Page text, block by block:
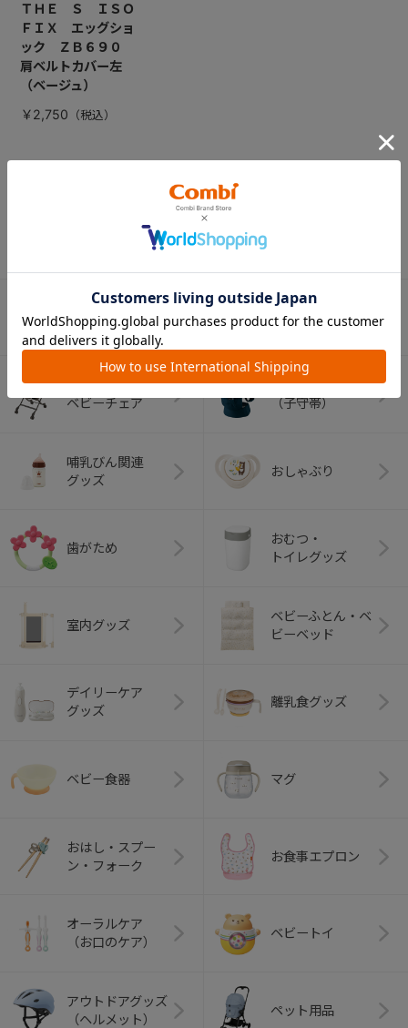
ＴＨＥ Ｓ ＩＳＯ
ＦＩＸ エッグショ
ック ＺＢ６９０
肩ベルトカバー左
（ベージュ）
￥2,750
CATEGORY
カテゴリー
ベビーカー チャイルドシート
ベビーラック＆
ベビーチェア
抱っこひも
（子守帯）
哺乳びん関連
グッズ
おしゃぶり
歯がため
おむつ・
トイレグッズ
室内グッズ
ベビーふとん・ベ
ビーベッド
デイリーケア
グッズ
離乳食グッズ
ベビー食器 マグ
おはし・スプー
ン・フォーク
お食事エプロン
オーラルケア
（お口のケア）
ベビートイ
アウトドアグッズ
（ヘルメット）
ペット用品